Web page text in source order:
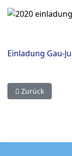
Einladung Gau-
Vorheriger
Zurück